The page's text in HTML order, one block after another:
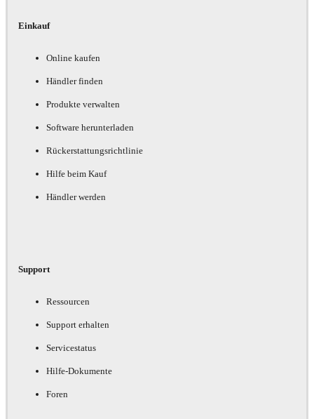
Einkauf
Online kaufen
Händler finden
Produkte verwalten
Software herunterladen
Rückerstattungsrichtlinie
Hilfe beim Kauf
Händler werden
Support
Ressourcen
Support erhalten
Servicestatus
Hilfe-Dokumente
Foren